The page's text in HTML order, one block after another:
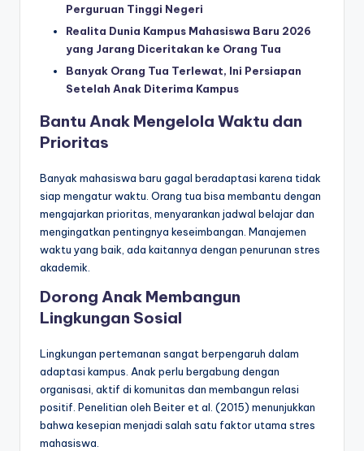
Perguruan Tinggi Negeri
Realita Dunia Kampus Mahasiswa Baru 2026
yang Jarang Diceritakan ke Orang Tua
Banyak Orang Tua Terlewat, Ini Persiapan
Setelah Anak Diterima Kampus
Bantu Anak Mengelola Waktu dan
Prioritas
Banyak mahasiswa baru gagal beradaptasi karena tidak
siap mengatur waktu. Orang tua bisa membantu dengan
mengajarkan prioritas, menyarankan jadwal belajar dan
mengingatkan pentingnya keseimbangan. Manajemen
waktu yang baik, ada kaitannya dengan penurunan stres
akademik.
Dorong Anak Membangun
Lingkungan Sosial
Lingkungan pertemanan sangat berpengaruh dalam
adaptasi kampus. Anak perlu bergabung dengan
organisasi, aktif di komunitas dan membangun relasi
positif. Penelitian oleh Beiter et al. (2015) menunjukkan
bahwa kesepian menjadi salah satu faktor utama stres
mahasiswa.